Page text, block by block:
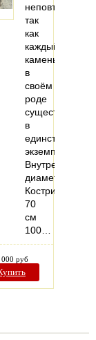
неповторимо
так
как
каждый
камень
в
своём
роде
существует
в
единственном
экземпляре.
Внутренний
диаметр
Кострища:
70
см
100…
руб